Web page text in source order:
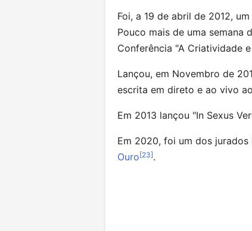
Foi, a 19 de abril de 2012,
Pouco mais de uma semana
Conferência "A Criatividade
Lançou, em Novembro de
escrita em direto e ao vivo
Em 2013 lançou "In Sexus
Em 2020, foi um dos jurados
Ouro[23].